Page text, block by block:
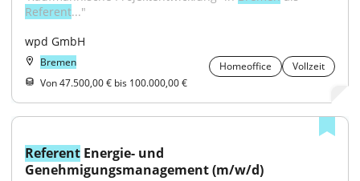
Referent..."
wpd GmbH
Bremen Homeoffice
Vollzeit
Von 47.500,00 € bis 100.000,00 €
Referent Energie- und
Genehmigungsmanagement (m/w/d)